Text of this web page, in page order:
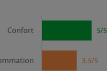
5/5
Confort
3.5/5